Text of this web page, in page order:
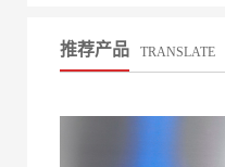
推荐产品 TRANSLATE